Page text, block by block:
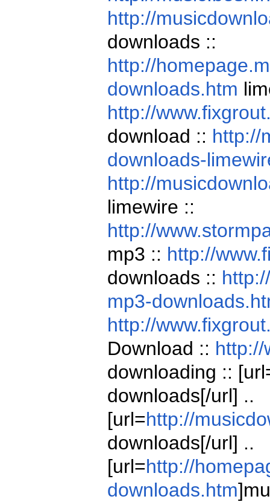
http://
downloads ::
http://
downloads.htm
http://
download :: http://
downloads-
http://
limewire ::
http://
mp3 :: http://
downloads ::
mp3-
http://
Download :: http://
downloading ::
downloads[/url] ..
[url=http://
downloads[/url] ..
[url=http://
downloads.htm